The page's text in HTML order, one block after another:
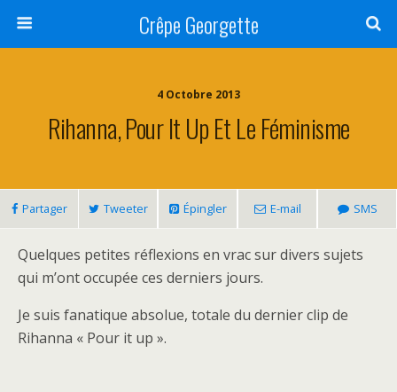
Crêpe Georgette
4 Octobre 2013
Rihanna, Pour It Up Et Le Féminisme
Partager Tweeter Épingler E-mail SMS
Quelques petites réflexions en vrac sur divers sujets
qui m’ont occupée ces derniers jours.
Je suis fanatique absolue, totale du dernier clip de
Rihanna « Pour it up ».